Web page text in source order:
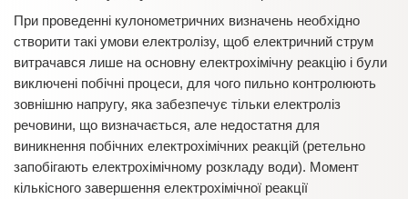
При проведенні кулонометричних визначень необхідно
створити такі умови електролізу, щоб електричний струм
витрачався лише на основну електрохімічну реакцію і були
виключені побічні процеси, для чого пильно контролюють
зовнішню напругу, яка забезпечує тільки електроліз
речовини, що визначається, але недостатня для
виникнення побічних електрохімічних реакцій (ретельно
запобігають електрохімічному розкладу води). Момент
кількісного завершення електрохімічної реакції